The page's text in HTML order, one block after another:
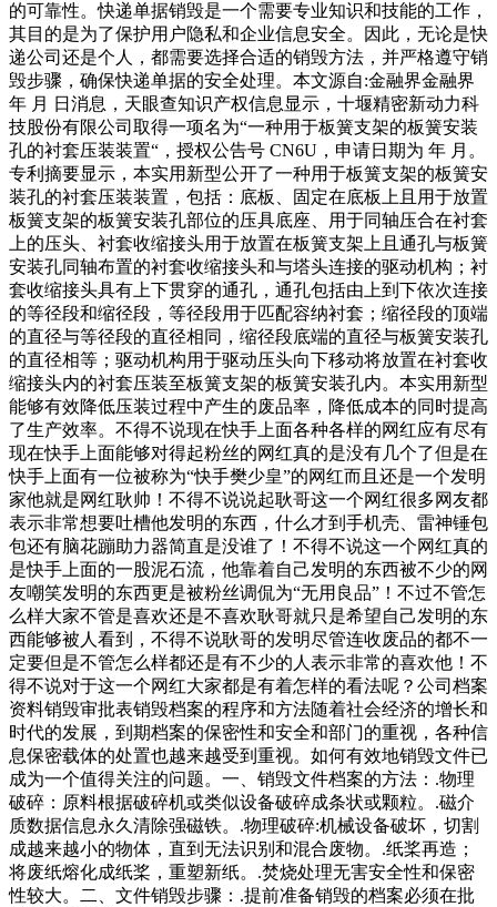
的可靠性。快递单据销毁是一个需要专业知识和技能的工作，
其目的是为了保护用户隐私和企业信息安全。因此，无论是快
递公司还是个人，都需要选择合适的销毁方法，并严格遵守销
毁步骤，确保快递单据的安全处理。本文源自:金融界金融界
年 月 日消息，天眼查知识产权信息显示，十堰精密新动力科
技股份有限公司取得一项名为“一种用于板簧支架的板簧安装
孔的衬套压装装置“，授权公告号 CN6U，申请日期为 年 月。
专利摘要显示，本实用新型公开了一种用于板簧支架的板簧安
装孔的衬套压装装置，包括：底板、固定在底板上且用于放置
板簧支架的板簧安装孔部位的压具底座、用于同轴压合在衬套
上的压头、衬套收缩接头用于放置在板簧支架上且通孔与板簧
安装孔同轴布置的衬套收缩接头和与塔头连接的驱动机构；衬
套收缩接头具有上下贯穿的通孔，通孔包括由上到下依次连接
的等径段和缩径段，等径段用于匹配容纳衬套；缩径段的顶端
的直径与等径段的直径相同，缩径段底端的直径与板簧安装孔
的直径相等；驱动机构用于驱动压头向下移动将放置在衬套收
缩接头内的衬套压装至板簧支架的板簧安装孔内。本实用新型
能够有效降低压装过程中产生的废品率，降低成本的同时提高
了生产效率。不得不说现在快手上面各种各样的网红应有尽有
现在快手上面能够对得起粉丝的网红真的是没有几个了但是在
快手上面有一位被称为“快手樊少皇”的网红而且还是一个发明
家他就是网红耿帅！不得不说说起耿哥这一个网红很多网友都
表示非常想要吐槽他发明的东西，什么才到手机壳、雷神锤包
包还有脑花蹦助力器简直是没谁了！不得不说这一个网红真的
是快手上面的一股泥石流，他靠着自己发明的东西被不少的网
友嘲笑发明的东西更是被粉丝调侃为“无用良品”！不过不管怎
么样大家不管是喜欢还是不喜欢耿哥就只是希望自己发明的东
西能够被人看到，不得不说耿哥的发明尽管连收废品的都不一
定要但是不管怎么样都还是有不少的人表示非常的喜欢他！不
得不说对于这一个网红大家都是有着怎样的看法呢？公司档案
资料销毁审批表销毁档案的程序和方法随着社会经济的增长和
时代的发展，到期档案的保密性和安全和部门的重视，各种信
息保密载体的处置也越来越受到重视。如何有效地销毁文件已
成为一个值得关注的问题。一、销毁文件档案的方法：.物理
破碎：原料根据破碎机或类似设备破碎成条状或颗粒。.磁介
质数据信息永久清除强磁铁。.物理破碎:机械设备破坏，切割
成越来越小的物体，直到无法识别和混合废物。.纸桨再造；
将废纸熔化成纸桨，重塑新纸。.焚烧处理无害安全性和保密
性较大。二、文件销毁步骤：.提前准备销毁的档案必须在批